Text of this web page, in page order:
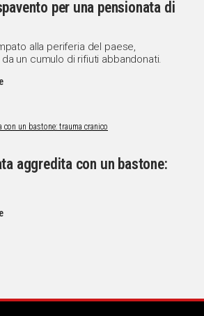
per una pensionata di
alla periferia del paese,
un cumulo di rifiuti abbandonati.
aggredita con un bastone: